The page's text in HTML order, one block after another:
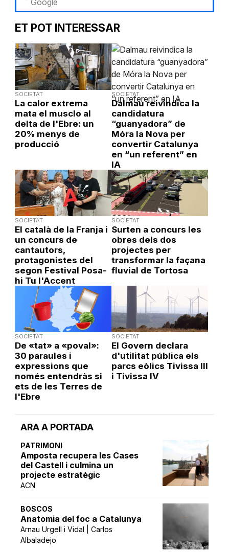
ARA A PORTADA
PATRIMONI
Amposta recupera les Cases
del Castell i culmina un
projecte estratègic
ACN
BOSCOS
Anatomia del foc a Catalunya
Arnau Urgell i Vidal | Carlos
Albaladejo
Google
ET POT INTERESSAR
SOCIETAT
La calor extrema
mata el musclo al
delta de l'Ebre: un
20% menys de
producció
SOCIETAT
Dalmau reivindica la
candidatura
“guanyadora” de
Móra la Nova per
convertir Catalunya
en “un referent” en
IA
SOCIETAT
El català de la Franja i
un concurs de
cantautors,
protagonistes del
segon Festival Posa-
hi Tu l'Accent
SOCIETAT
Surten a concurs les
obres dels dos
projectes per
transformar la façana
fluvial de Tortosa
SOCIETAT
De «tat» a «poval»:
30 paraules i
expressions que
només entendràs si
ets de les Terres de
l'Ebre
SOCIETAT
El Govern declara
d'utilitat pública els
parcs eòlics Tivissa III
i Tivissa IV